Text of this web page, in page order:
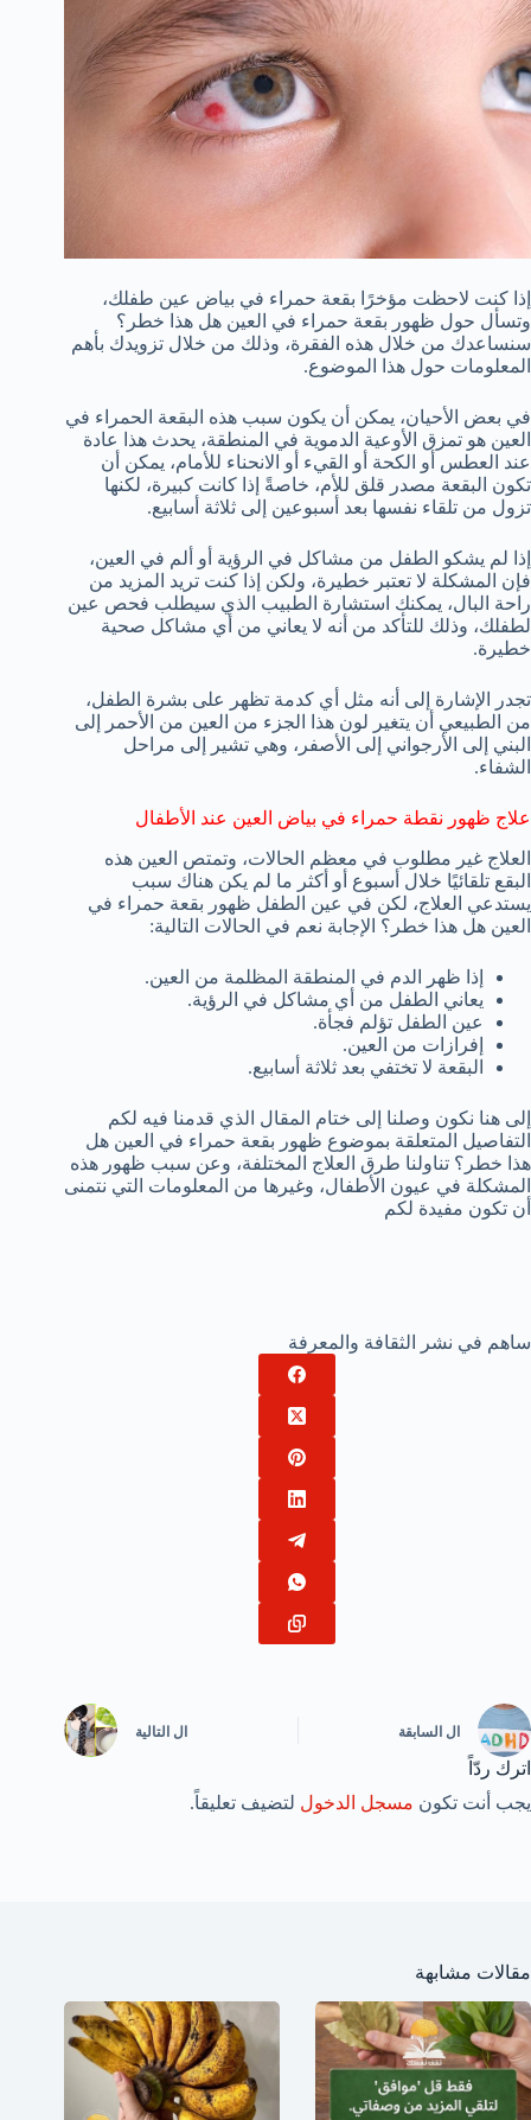
إذا كنت لاحظت مؤخرًا بقعة حمراء في بياض عين طفلك،
وتسأل حول ظهور بقعة حمراء في العين هل هذا خطر؟
سنساعدك من خلال هذه الفقرة، وذلك من خلال تزويدك بأهم
المعلومات حول هذا الموضوع.
في بعض الأحيان، يمكن أن يكون سبب هذه البقعة الحمراء في
العين هو تمزق الأوعية الدموية في المنطقة، يحدث هذا عادة
عند العطس أو الكحة أو القيء أو الانحناء للأمام، يمكن أن
تكون البقعة مصدر قلق للأم، خاصةً إذا كانت كبيرة، لكنها
تزول من تلقاء نفسها بعد أسبوعين إلى ثلاثة أسابيع.
إذا لم يشكو الطفل من مشاكل في الرؤية أو ألم في العين،
فإن المشكلة لا تعتبر خطيرة، ولكن إذا كنت تريد المزيد من
راحة البال، يمكنك استشارة الطبيب الذي سيطلب فحص عين
لطفلك، وذلك للتأكد من أنه لا يعاني من أي مشاكل صحية
خطيرة.
تجدر الإشارة إلى أنه مثل أي كدمة تظهر على بشرة الطفل،
من الطبيعي أن يتغير لون هذا الجزء من العين من الأحمر إلى
البني إلى الأرجواني إلى الأصفر، وهي تشير إلى مراحل
الشفاء.
علاج ظهور نقطة حمراء في بياض العين عند الأطفال
العلاج غير مطلوب في معظم الحالات، وتمتص العين هذه
البقع تلقائيًا خلال أسبوع أو أكثر ما لم يكن هناك سبب
يستدعي العلاج، لكن في عين الطفل ظهور بقعة حمراء في
العين هل هذا خطر؟ الإجابة نعم في الحالات التالية:
إذا ظهر الدم في المنطقة المظلمة من العين.
يعاني الطفل من أي مشاكل في الرؤية.
عين الطفل تؤلم فجأة.
إفرازات من العين.
البقعة لا تختفي بعد ثلاثة أسابيع.
إلى هنا نكون وصلنا إلى ختام المقال الذي قدمنا فيه لكم
التفاصيل المتعلقة بموضوع ظهور بقعة حمراء في العين هل
هذا خطر؟ تناولنا طرق العلاج المختلفة، وعن سبب ظهور هذه
المشكلة في عيون الأطفال، وغيرها من المعلومات التي نتمنى
أن تكون مفيدة لكم
ساهم في نشر الثقافة والمعرفة
ال السابقة ال التالية
اترك ردّاً
يجب أنت تكون مسجل الدخول لتضيف تعليقاً.
مقالات مشابهة